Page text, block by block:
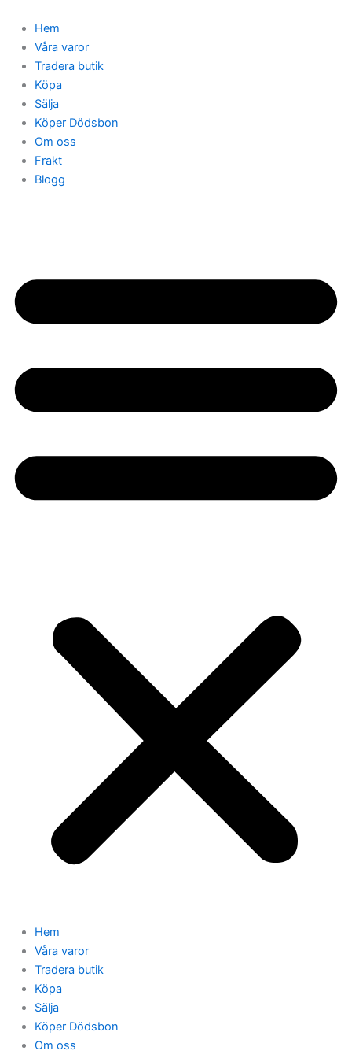
innehåll
Hem
Våra varor
Tradera butik
Köpa
Sälja
Köper Dödsbon
Om oss
Frakt
Blogg
Hem
Våra varor
Tradera butik
Köpa
Sälja
Köper Dödsbon
Om oss